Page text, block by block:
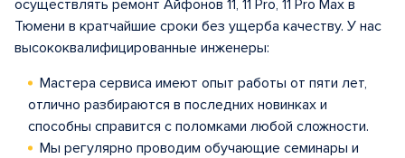
осуществлять ремонт Айфонов 11, 11 Pro, 11 Pro Max в
Тюмени в кратчайшие сроки без ущерба качеству. У нас
высококвалифицированные инженеры:
Мастера сервиса имеют опыт работы от пяти лет,
отлично разбираются в последних новинках и
способны справится с поломками любой сложности.
Мы регулярно проводим обучающие семинары и